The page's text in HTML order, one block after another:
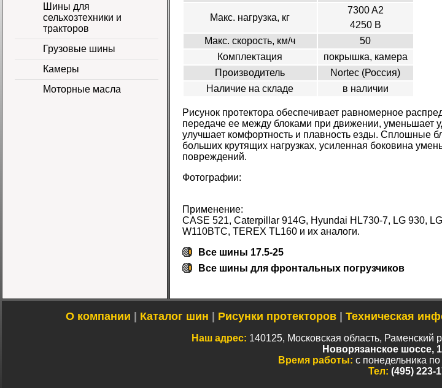
Макс. нагрузка, кг
7300 A2
4250 B
Макс. скорость, км/ч
50
Комплектация
покрышка, камера
Производитель
Nortec (Россия)
Наличие на складе
в наличии
Рисунок протектора обеспечивает равномерное
передаче ее между блоками при движении, уменьшает
улучшает комфортность и плавность езды. Сплошные
больших крутящих нагрузках, усиленная боковина
повреждений.
Фотографии:
Применение:
CASE 521, Caterpillar 914G, Hyundai HL730-7, LG 930,
W110BTC, TEREX TL160 и их аналоги.
Все шины 17.5-25
Все шины для фронтальных погрузчиков
Шины для
сельхозтехники и
тракторов
Грузовые шины
Камеры
Моторные масла
О компании | Каталог шин | Рисунки протекторов| Техническая
Наш адрес: 140125, Московская область,
Новорязанское шоссе,
Время работы: с понедельника
Тел: (495) 223-